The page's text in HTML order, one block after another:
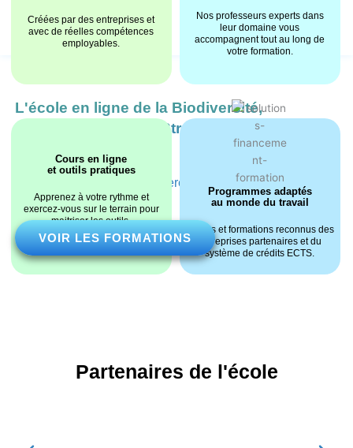
L'école en ligne de la Biodiversité,
de l'Écologie et des Stratégies
Pour vos études, votre carrière, entreprise, association
ou collectivité.
VOIR LES FORMATIONS
Créées par des entreprises et
avec de réelles compétences
employables.
Nos professeurs experts dans
leur domaine vous
accompagnent tout au long de
votre formation.
Cours en ligne
et outils pratiques
Apprenez à votre rythme et
exercez-vous sur le terrain pour
maitriser les outils.
Programmes adaptés
au monde du travail
Stages et formations reconnus des
entreprises partenaires et du
système de crédits ECTS.
Partenaires de l'école